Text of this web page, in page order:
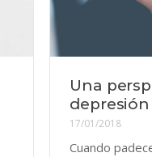
Una
depresión
17/01/2018
Cuando